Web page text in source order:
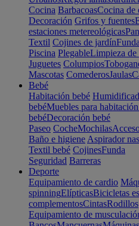
Cocina BarbacoasCocina de
Decoración Grifos y fuentes
estaciones metereológicas
Textil Cojines de jardín
Piscina PlegableLimpieza de
Juguetes Columpios
Mascotas ComederosJaulas
Bebé
Habitación bebé
bebéMuebles para
bebéDecoración bebé
Paseo CocheMochilas
Baño e higiene Aspirador
Textil bebé CojinesFunda
Seguridad Barreras
Deporte
Equipamiento de cardio
spinningElípticasBicicletas
complementosCintasRodillos
Equipamiento de